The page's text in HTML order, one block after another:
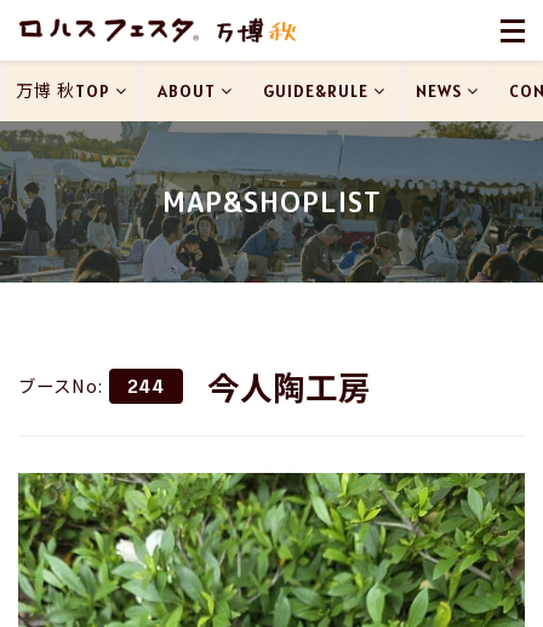
MAP&SHOPLIST
万博 秋TOP ABOUT GUIDE&RULE NEWS
ブースNo: 244 今人陶工房